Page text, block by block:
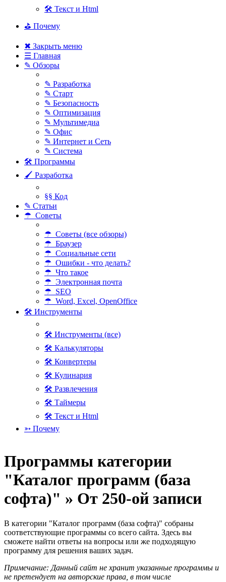
🛠 Текст и Html
⛳ Почему
✖ Закрыть меню
☰ Главная
✎ Обзоры
✎ Разработка
✎ Старт
✎ Безопасность
✎ Оптимизация
✎ Мультимедиа
✎ Офис
✎ Интернет и Сеть
✎ Система
🛠 Программы
🖌 Разработка
§§ Код
✎ Статьи
☂ Советы
☂ Советы (все обзоры)
☂ Браузер
☂ Социальные сети
☂ Ошибки - что делать?
☂ Что такое
☂ Электронная почта
☂ SEO
☂ Word, Excel, OpenOffice
🛠 Инструменты
🛠 Инструменты (все)
🛠 Калькуляторы
🛠 Конвертеры
🛠 Кулинария
🛠 Развлечения
🛠 Таймеры
🛠 Текст и Html
➳ Почему
Программы категории
"Каталог программ (база
софта)" » От 250-ой записи
В категории "Каталог программ (база софта)" собраны
соответствующие программы со всего сайта. Здесь вы
сможете найти ответы на вопросы или же подходящую
программу для решения ваших задач.
Примечание: Данный сайт не хранит указанные программы и
не претендует на авторские права, в том числе